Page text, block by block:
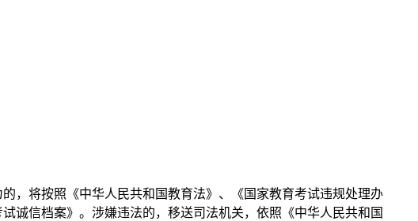
，将按照《中华人民共和国教育法》、《国家教育考试违规处理办
诚信档案》。涉嫌违法的，移送司法机关，依照《中华人民共和国